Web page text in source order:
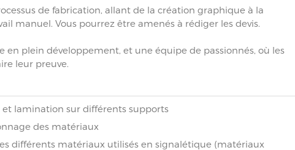
de fabrication, allant de la création graphique à la
manuel. Vous pourrez être amenés à rédiger les devis.
plein développement, et une équipe de passionnés, où les
leur preuve.
et lamination sur différents supports
des matériaux
différents matériaux utilisés en signalétique (matériaux